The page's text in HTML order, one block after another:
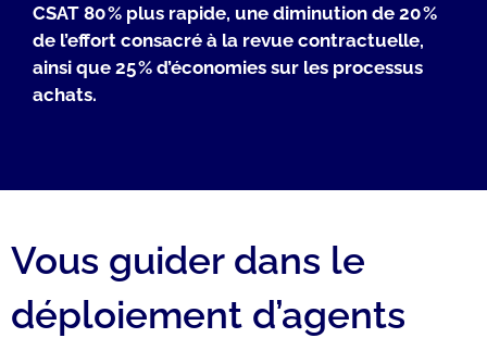
CSAT 80 % plus rapide, une diminution de 20 %
de l’effort consacré à la revue contractuelle,
ainsi que 25 % d’économies sur les processus
achats.
Vous guider dans le
déploiement d’agents